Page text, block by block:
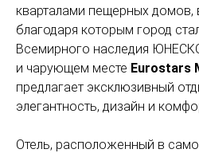
кварталами пещерных домов,
благодаря которым город
Всемирного наследия
и чарующем месте Eurostars
предлагает эксклюзивный
элегантность, дизайн и
Отель, расположенный в